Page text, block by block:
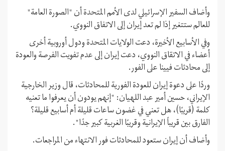
وأضاف السفير الإسرائيلي لدى الأمم المتحدة أن "الصورة العامة"
للعالم ستتغير إذا لم تعد إيران إلى الاتفاق النووي.
وفي الأسابيع الأخيرة، دعت الولايات المتحدة ودول أوروبية أخرى
أعضاء في الاتقاق النووي، دعت إيران إلى عدم تفويت الفرصة والعودة
إلى محادثات فيينا على الفور.
وردًا على دعوة إيران للعودة الفورية للمحادثات، قال وزير الخارجية
الإيراني، حسين أمير عبد اللهيان: "إنهم يودون أن يعرفوا ما تعنيه
كلمة (قريبًا)، هل تعني في غضون ساعات قليلة أم أسابيع قليلة؟
الفارق بين قريباً الإيرانية وقريبًا الغربية كبير جدًا".
وأضاف أن إيران ستعود للمحادثات فور الانتهاء من المراجعات.